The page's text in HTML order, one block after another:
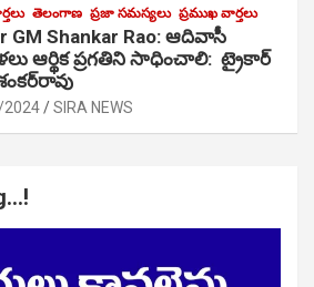
తెలంగాణ ప్రజా సమస్యలు ప్రముఖ వార్తలు
GM Shankar Rao: ఆదివాసీ
ఆర్థిక ప్రగతిని సాధించాలి: ట్రైకార్
SIRA NEWS